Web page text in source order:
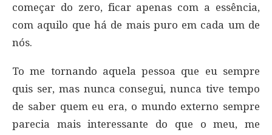
começar do zero, ficar apenas com a essência,
com aquilo que há de mais puro em cada um de
nós.
To me tornando aquela pessoa que eu sempre
quis ser, mas nunca consegui, nunca tive tempo
de saber quem eu era, o mundo externo sempre
parecia mais interessante do que o meu, me